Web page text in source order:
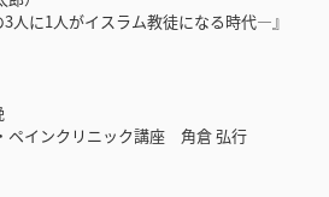
人に1人がイスラム教徒になる時代—』
ペインクリニック講座 角倉 弘行